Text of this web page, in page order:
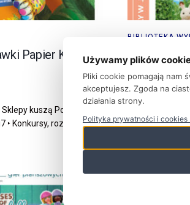
Papier Książki
Sklepy kuszą Polaków
‣ Konkursy, rozdania,
BIBLIOTEKA
Nowe
(ZPK) 2/
17 lutego 2025
zabawek w
branży
Używamy plików
Pliki cookie pomagają nam
akceptujesz. Zgoda na
działania strony.
Polityka prywatności i cookies